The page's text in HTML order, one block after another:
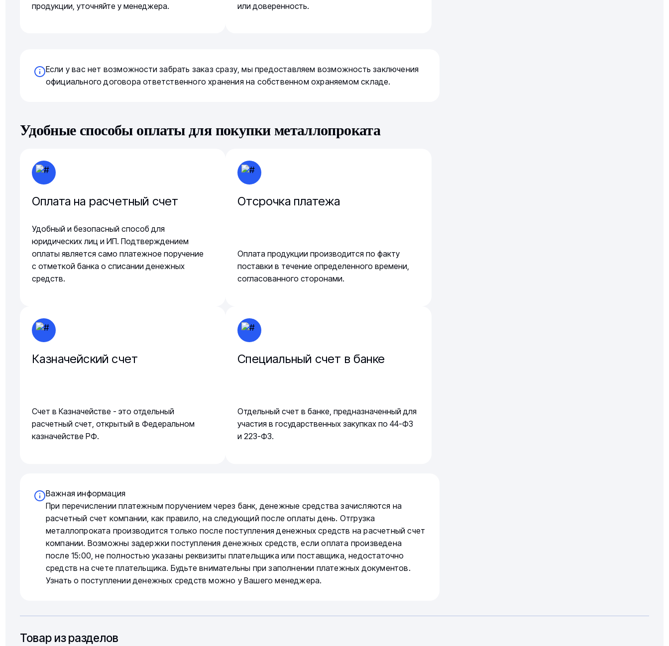
продукции, уточняйте у менеджера.
или доверенность.
Если у вас нет возможности забрать заказ сразу, мы предоставляем возможность заключения
официального договора ответственного хранения на собственном охраняемом складе.
Удобные способы оплаты для покупки металлопроката
Оплата на расчетный счет
Удобный и безопасный способ для
юридических лиц и ИП. Подтверждением
оплаты является само платежное поручение
с отметкой банка о списании денежных
средств.
Отсрочка платежа
Оплата продукции производится по факту
поставки в течение определенного времени,
согласованного сторонами.
Казначейский счет
Счет в Казначействе - это отдельный
расчетный счет, открытый в Федеральном
казначействе РФ.
Специальный счет в банке
Отдельный счет в банке, предназначенный для
участия в государственных закупках по 44-ФЗ
и 223-ФЗ.
Важная информация
При перечислении платежным поручением через банк, денежные средства зачисляются на
расчетный счет компании, как правило, на следующий после оплаты день. Отгрузка
металлопроката производится только после поступления денежных средств на расчетный счет
компании. Возможны задержки поступления денежных средств, если оплата произведена
после 15:00, не полностью указаны реквизиты плательщика или поставщика, недостаточно
средств на счете плательщика. Будьте внимательны при заполнении платежных документов.
Узнать о поступлении денежных средств можно у Вашего менеджера.
Товар из разделов